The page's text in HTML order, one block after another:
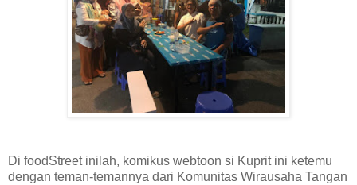
Di foodStreet inilah, komikus webtoon si Kuprit ini ketemu
dengan teman-temannya dari Komunitas Wirausaha Tangan